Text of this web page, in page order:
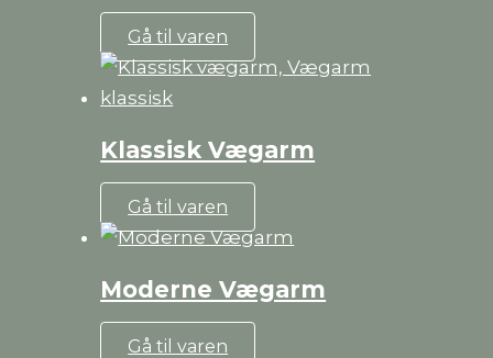
varianter.
kan
på
Gå til varen
vare
varianter.
Mulighederne
vælges
på
Klassisk Vægarm
Gå til varen
vare
flere
varianter.
Moderne Vægarm
Gå til varen